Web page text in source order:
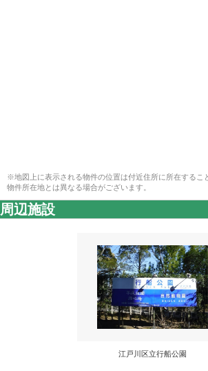
※地図上に表示される物件の位置は付近住所に所在するこ
物件所在地とは異なる場合がございます。
周辺施設
江戸川区立行船公園